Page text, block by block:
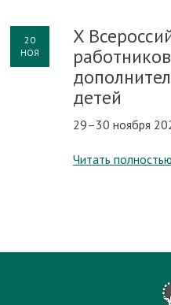
20
НОЯ
X
детей
29–30 ноября
Читать полностью